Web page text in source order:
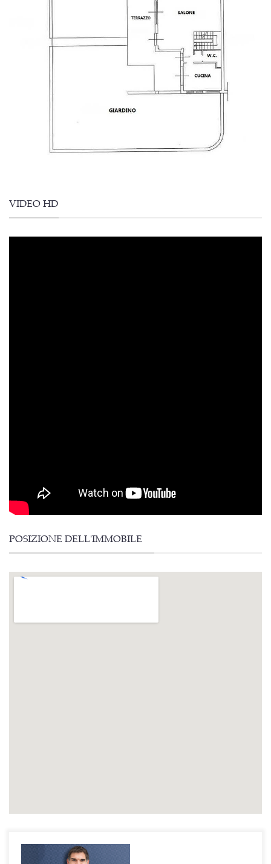
VIDEO HD
POSIZIONE DELL'IMMOBILE